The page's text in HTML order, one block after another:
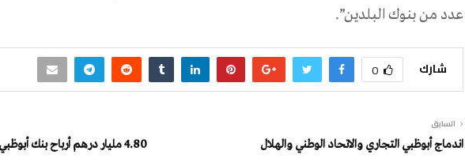
عدد من بنوك البلدين”.
شارك 0
السابق
اندماج أبوظبي التجاري والاتحاد الوطني والهلال 4.80 ملیار درھم أرباح بنك أبوظبي التجاري